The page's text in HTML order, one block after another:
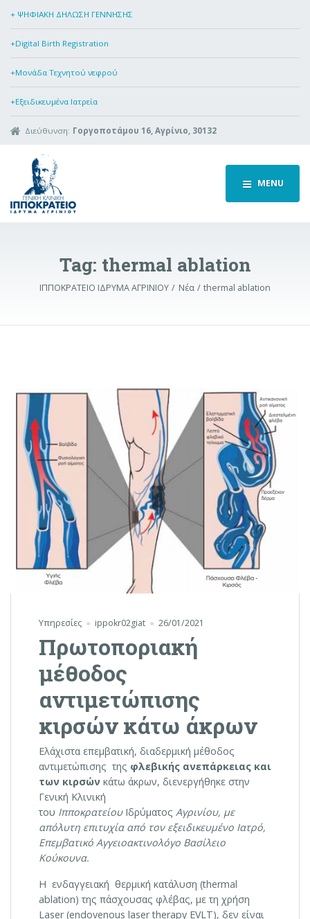
+ ΨΗΦΙΑΚΗ ΔΗΛΩΣΗ ΓΕΝΝΗΣΗΣ
+Digital Birth Registration
+Μονάδα Τεχνητού νεφρού
+Εξειδικευμένα Ιατρεία
Διεύθυνση: Γοργοποτάμου 16, Αγρίνιο, 30132
MENU
Tag: thermal ablation
ΙΠΠΟΚΡΑΤΕΙΟ ΙΔΡΥΜΑ ΑΓΡΙΝΙΟΥ Νέα thermal ablation
Υπηρεσίες ippokr02giat 26/01/2021
Πρωτοποριακή
μέθοδος
αντιμετώπισης
κιρσών κάτω άκρων
Ελάχιστα επεμβατική, διαδερμική μέθοδος
αντιμετώπισης της φλεβικής ανεπάρκειας και
των κιρσών κάτω άκρων, διενεργήθηκε στην
Γενική Κλινική
του ΙπποκρατείουΙδρύματος Αγρινίου, με
απόλυτη επιτυχία από τον εξειδικευμένο Ιατρό,
Επεμβατικό Αγγειοακτινολόγο Βασίλειο
Κούκουνα.
Η ενδαγγειακή θερμική κατάλυση (thermal
ablation) της πάσχουσας φλέβας, με τη χρήση
Laser (endovenous laser therapy EVLT), δεν είναι